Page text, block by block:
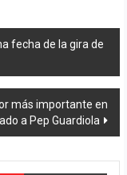
fecha de la gira de
más importante en
a Pep Guardiola